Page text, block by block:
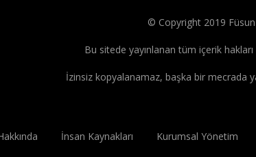
© Copyright 2019
Bu sitede yayınlanan tüm içerik
İzinsiz kopyalanamaz, başka bir mecrada
İnsan Kaynakları Kurumsal Yönetim